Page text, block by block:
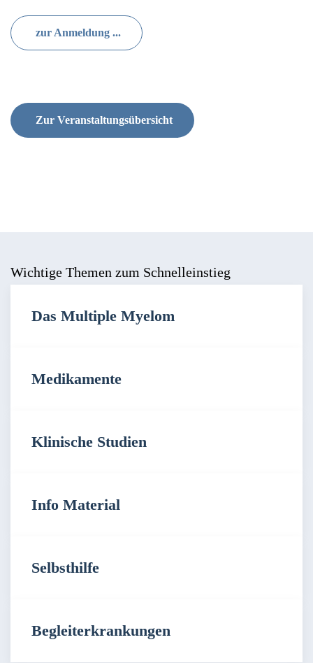
zur Anmeldung ...
Zur Veranstaltungsübersicht
Wichtige Themen zum Schnelleinstieg
Das Multiple Myelom
Medikamente
Klinische Studien
Info Material
Selbsthilfe
Begleiterkrankungen